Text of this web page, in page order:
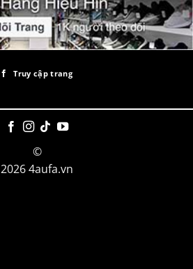
Truy cập trang
©
2026 4aufa.vn